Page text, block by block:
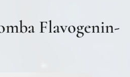
Flavogenin-